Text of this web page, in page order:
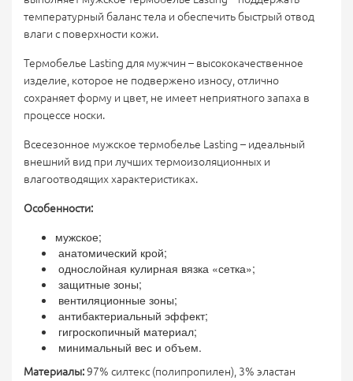
температурный баланс тела и обеспечить быстрый отвод
влаги с поверхности кожи.
Термобелье Lasting для мужчин – высококачественное
изделие, которое не подвержено износу, отлично
сохраняет форму и цвет, не имеет неприятного запаха в
процессе носки.
Всесезонное мужское термобелье Lasting – идеальный
внешний вид при лучших термоизоляционных и
влагоотводящих характеристиках.
Особенности:
мужское;
анатомический крой;
однослойная кулирная вязка «сетка»;
защитные зоны;
вентиляционные зоны;
антибактериальный эффект;
гигроскопичный материал;
минимальный вес и объем.
Материалы: 97% силтекс (полипропилен), 3% эластан